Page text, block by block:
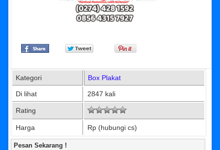
Kategori Box Plakat
Di lihat 2847 kali
Rating
Harga Rp (hubungi cs)
Pesan Sekarang !